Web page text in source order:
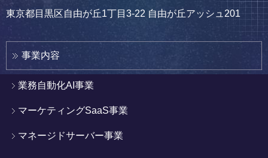
東京都目黒区自由が丘1丁目3-22 自由が丘アッシュ201
事業内容
業務自動化AI事業
マーケティングSaaS事業
マネージドサーバー事業